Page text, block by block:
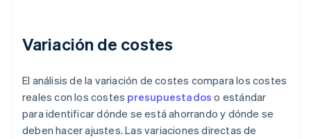
Variación de costes
El análisis de la variación de costes compara los costes
reales con los costes presupuestados o estándar
para identificar dónde se está ahorrando y dónde se
deben hacer ajustes. Las variaciones directas de